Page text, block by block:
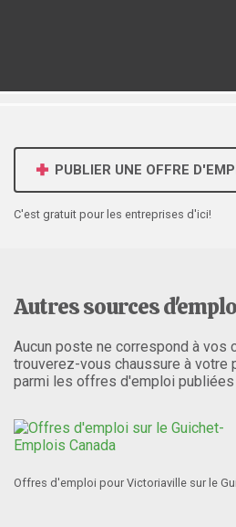
PUBLIER UNE OFFRE
C'est gratuit pour les entreprises d'ici!
Autres sources
Aucun poste ne correspond à vos
trouverez-vous chaussure à votre
parmi les offres d'emploi publiées
Offres d'emploi pour Victoriaville sur le